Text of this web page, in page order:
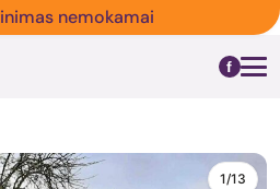
nemokamai
1/13